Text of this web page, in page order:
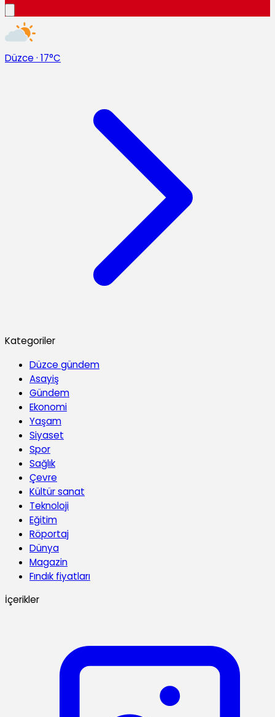
Düzce · 17°C
Kategoriler
Düzce gündem
Asayiş
Gündem
Ekonomi
Yaşam
Siyaset
Spor
Sağlık
Çevre
Kültür sanat
Teknoloji
Eğitim
Röportaj
Dünya
Magazin
Fındık fiyatları
İçerikler